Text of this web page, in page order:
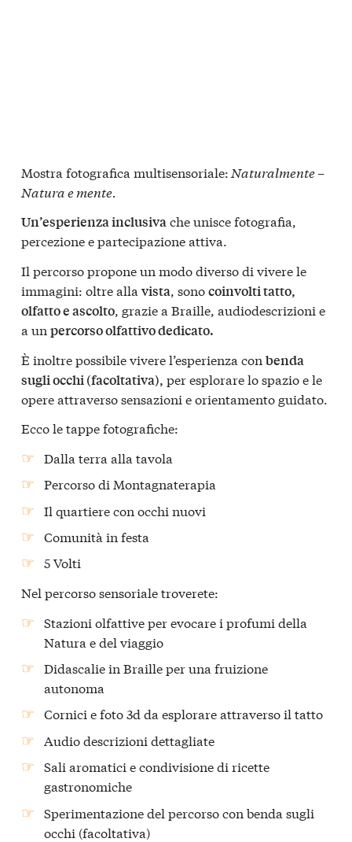
Mostra fotografica multisensoriale: Naturalmente –
Natura e mente.
Un’esperienza inclusivache unisce fotografia,
percezione e partecipazione attiva.
Il percorso propone un modo diverso di vivere le
immagini: oltre alla vista, sonocoinvolti tatto,
olfatto e ascolto, grazie a Braille, audiodescrizioni e
a un percorso olfattivo dedicato.
È inoltre possibile vivere l’esperienza con benda
sugli occhi (facoltativa), per esplorare lo spazio e le
opere attraverso sensazioni e orientamento guidato.
Ecco le tappe fotografiche:
Dalla terra alla tavola
Percorso di Montagnaterapia
Il quartiere con occhi nuovi
Comunità in festa
5 Volti
Nel percorso sensoriale troverete:
Stazioni olfattive per evocare i profumi della
Natura e del viaggio
Didascalie in Braille per una fruizione
autonoma
Cornici e foto 3d da esplorare attraverso il tatto
Audio descrizioni dettagliate
Sali aromatici e condivisione di ricette
gastronomiche
Sperimentazione del percorso con benda sugli
occhi (facoltativa)